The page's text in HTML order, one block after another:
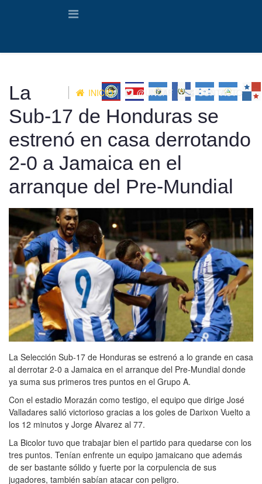
INICIO @UNCAF CONTACTO
La
Sub-17 de Honduras se
estrenó en casa derrotando
2-0 a Jamaica en el
arranque del Pre-Mundial
La Selección Sub-17 de Honduras se estrenó a lo grande en casa
al derrotar 2-0 a Jamaica en el arranque del Pre-Mundial donde
ya suma sus primeros tres puntos en el Grupo A.
Con el estadio Morazán como testigo, el equipo que dirige José
Valladares salió victorioso gracias a los goles de Darixon Vuelto a
los 12 minutos y Jorge Alvarez al 77.
La Bicolor tuvo que trabajar bien el partido para quedarse con los
tres puntos. Tenían enfrente un equipo jamaicano que además
de ser bastante sólido y fuerte por la corpulencia de sus
jugadores, también sabían atacar con peligro.